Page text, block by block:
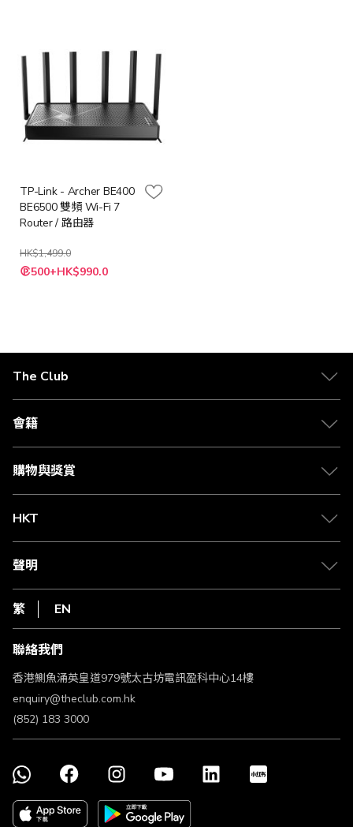
TP-Link - Archer BE400
BE6500 雙頻 Wi-Fi 7
Router / 路由器
HK$1,499.0
特
殊 500+HK$990.0
The Club
關於 The Club
合作夥伴
媒體中心
會籍
會籍及專屬禮遇
賺取積分
購物與獎賞
物流與配送
Club Shopping 商品領取站
常見問題
HKT
csl.
1010
HKT
聲明
私隱聲明
使用條款
條款及細則
不歧視及不騷擾聲明
認可牌照及通告
繁 EN
聯絡我們
香港鰂魚涌英皇道979號太古坊電訊盈科中心14樓
enquiry@theclub.com.hk
(852) 183 3000